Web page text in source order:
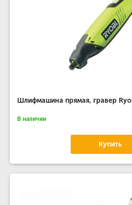
Шлифмашина прямая, гравер
В наличии
Купить